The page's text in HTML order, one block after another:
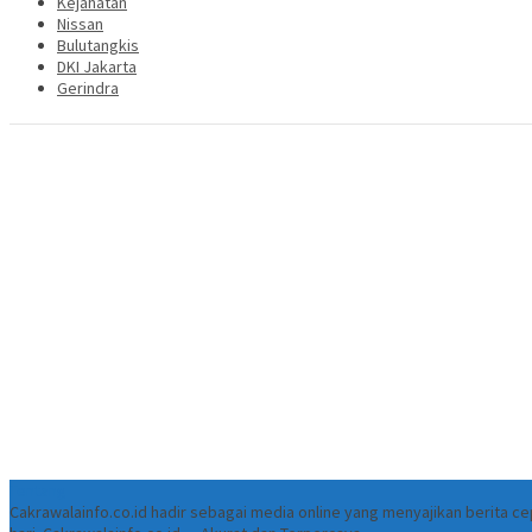
Nissan
Bulutangkis
DKI Jakarta
Gerindra
Cakrawalainfo.co.id hadir sebagai media online yang menyajikan berita